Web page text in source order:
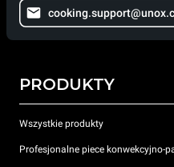
PRODUKTY
Wszystkie produkty
Profesjonalne piece konwekcyjno-